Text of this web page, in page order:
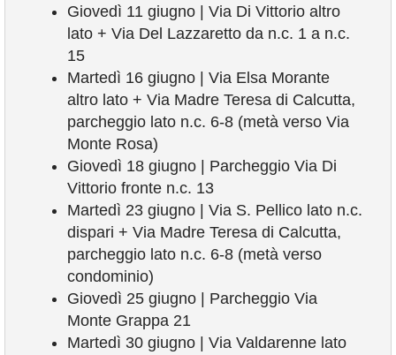
Giovedì 11 giugno | Via Di Vittorio altro
lato + Via Del Lazzaretto da n.c. 1 a n.c.
15
Martedì 16 giugno | Via Elsa Morante
altro lato + Via Madre Teresa di Calcutta,
parcheggio lato n.c. 6-8 (metà verso Via
Monte Rosa)
Giovedì 18 giugno | Parcheggio Via Di
Vittorio fronte n.c. 13
Martedì 23 giugno | Via S. Pellico lato n.c.
dispari + Via Madre Teresa di Calcutta,
parcheggio lato n.c. 6-8 (metà verso
condominio)
Giovedì 25 giugno | Parcheggio Via
Monte Grappa 21
Martedì 30 giugno | Via Valdarenne lato